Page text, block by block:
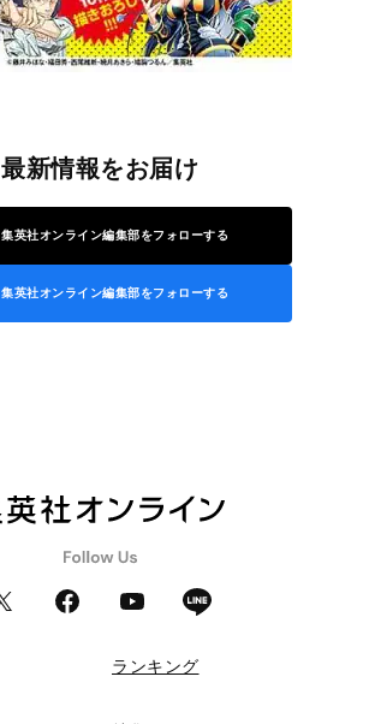
最新情報をお届け
集英社オンライン編集部をフォローする
集英社オンライン編集部をフォローする
ランキング